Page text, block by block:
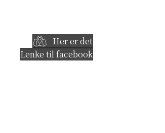
Her er det
Lenke til facebook